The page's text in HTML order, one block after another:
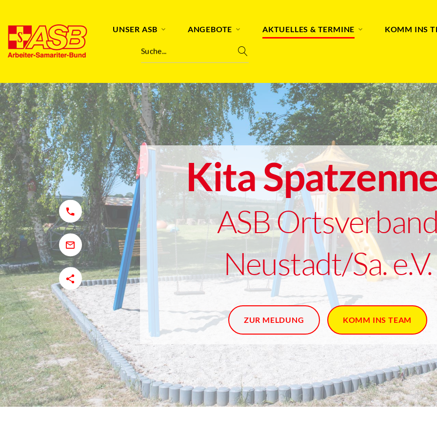
UNSER ASB ANGEBOTE AKTUELLES & TERMINE KOMM INS
Suche...
Kita
ASB
Neustadt/Sa. e.V.
ZUR MELDUNG KOMM INS TEAM